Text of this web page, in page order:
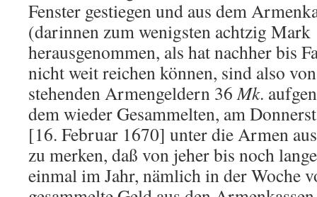
Fenster gestiegen und aus dem
(darinnen zum wenigsten achtzig
herausgenommen, als hat nachher bis
nicht weit reichen können, sind also
stehenden Armengeldern 36Mk.
dem wieder Gesammelten, am
[16. Februar 1670] unter die Armen
zu merken, daß von jeher bis noch
einmal im Jahr, nämlich in der Woche